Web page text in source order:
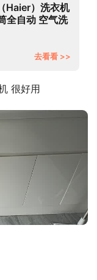
Haier）洗衣机
全自动 空气洗
去看看 >>
很好用